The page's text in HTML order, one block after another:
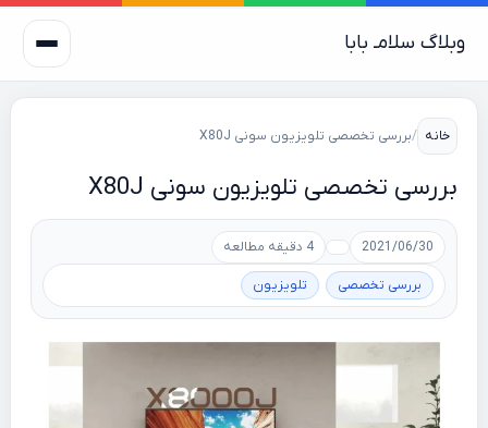
وبلاگ سلامـ بابا
خانه /بررسی تخصصی تلویزیون سونی X80J
بررسی تخصصی تلویزیون سونی X80J
2021/06/30 4 دقیقه مطالعه
بررسی تخصصی تلویزیون